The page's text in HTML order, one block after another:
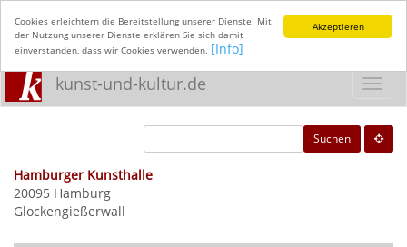
Akzeptieren
Cookies erleichtern die Bereitstellung unserer Dienste. Mit
der Nutzung unserer Dienste erklären Sie sich damit
einverstanden, dass wir Cookies verwenden. [Info]
kunst-und-kultur.de
Suchen
Hamburger Kunsthalle
20095 Hamburg
Glockengießerwall